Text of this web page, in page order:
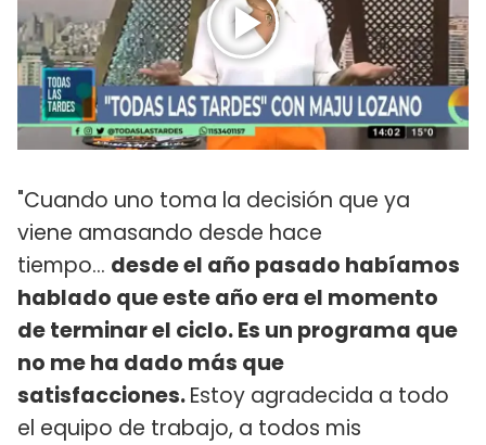
"Cuando uno toma la decisión que ya
viene amasando desde hace
tiempo... desde el año pasado habíamos
hablado que este año era el momento
de terminar el ciclo. Es un programa que
no me ha dado más que
satisfacciones.Estoy agradecida a todo
el equipo de trabajo, a todos mis